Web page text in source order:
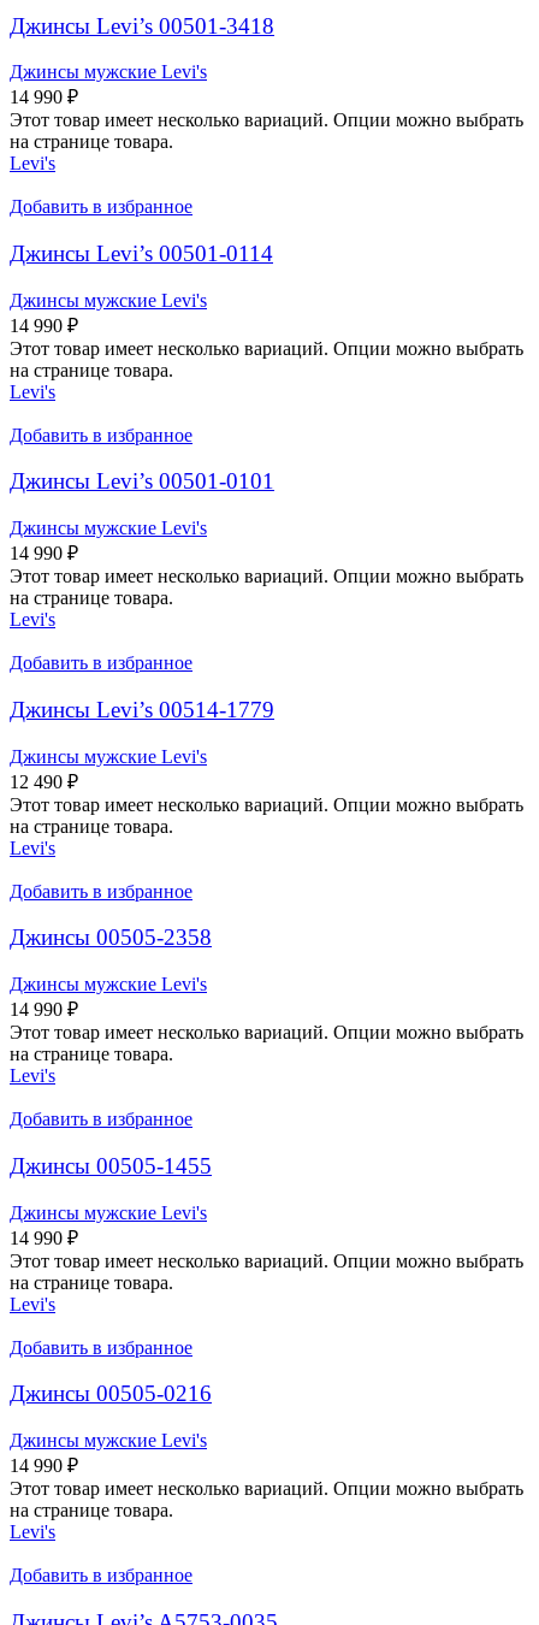
Джинсы Levi’s 00501-3418
Джинсы мужские Levi's
14 990 ₽
Этот товар имеет несколько вариаций. Опции можно выбрать
на странице товара.
Levi's
Добавить в избранное
Джинсы Levi’s 00501-0114
Джинсы мужские Levi's
14 990 ₽
Этот товар имеет несколько вариаций. Опции можно выбрать
на странице товара.
Levi's
Добавить в избранное
Джинсы Levi’s 00501-0101
Джинсы мужские Levi's
14 990 ₽
Этот товар имеет несколько вариаций. Опции можно выбрать
на странице товара.
Levi's
Добавить в избранное
Джинсы Levi’s 00514-1779
Джинсы мужские Levi's
12 490 ₽
Этот товар имеет несколько вариаций. Опции можно выбрать
на странице товара.
Levi's
Добавить в избранное
Джинсы 00505-2358
Джинсы мужские Levi's
14 990 ₽
Этот товар имеет несколько вариаций. Опции можно выбрать
на странице товара.
Levi's
Добавить в избранное
Джинсы 00505-1455
Джинсы мужские Levi's
14 990 ₽
Этот товар имеет несколько вариаций. Опции можно выбрать
на странице товара.
Levi's
Добавить в избранное
Джинсы 00505-0216
Джинсы мужские Levi's
14 990 ₽
Этот товар имеет несколько вариаций. Опции можно выбрать
на странице товара.
Levi's
Добавить в избранное